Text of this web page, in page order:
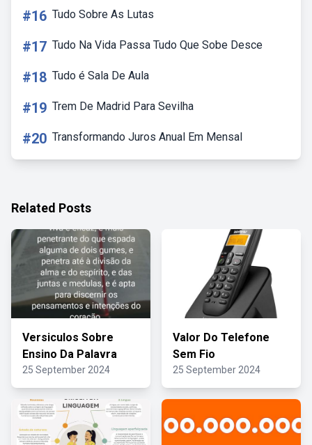
#16 Tudo Sobre As Lutas
#17 Tudo Na Vida Passa Tudo Que Sobe Desce
#18 Tudo é Sala De Aula
#19 Trem De Madrid Para Sevilha
#20 Transformando Juros Anual Em Mensal
Related Posts
Versiculos Sobre
Ensino Da Palavra
25 September 2024
Valor Do Telefone
Sem Fio
25 September 2024